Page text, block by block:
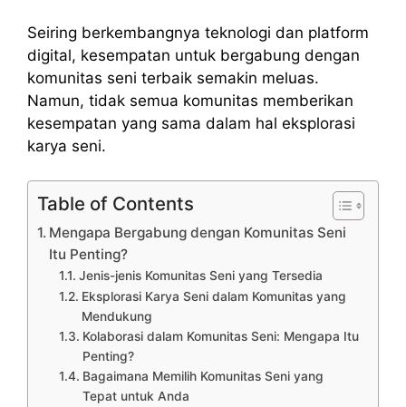
Seiring berkembangnya teknologi dan platform
digital, kesempatan untuk bergabung dengan
komunitas seni terbaik semakin meluas.
Namun, tidak semua komunitas memberikan
kesempatan yang sama dalam hal eksplorasi
karya seni.
Table of Contents
Mengapa Bergabung dengan Komunitas Seni
Itu Penting?
Jenis-jenis Komunitas Seni yang Tersedia
Eksplorasi Karya Seni dalam Komunitas yang
Mendukung
Kolaborasi dalam Komunitas Seni: Mengapa Itu
Penting?
Bagaimana Memilih Komunitas Seni yang
Tepat untuk Anda